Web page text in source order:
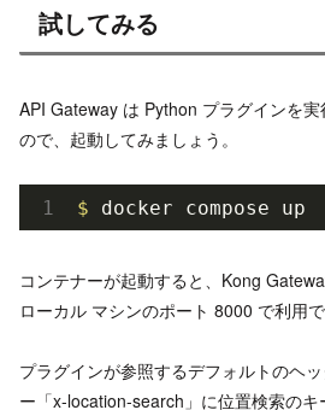
試してみる
API Gateway は Python プラグインを
ので、起動してみましょう。
$ docker compose up
コンテナーが起動すると、Kong
ローカル マシンのポート 8000 で利用
プラグインが参照するデフォルトのヘ
ー「x-location-search」に位置検索の